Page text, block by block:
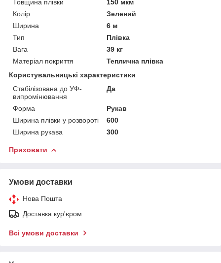
Товщина плівки
150 мкм
Колір
Зелений
Ширина
6 м
Тип
Плівка
Вага
39 кг
Матеріал покриття
Теплична плівка
Користувальницькі характеристики
Стабілізована до УФ-
випромінювання
Да
Форма
Рукав
Ширина плівки у розвороті
600
Ширина рукава
300
Приховати
Умови доставки
Нова Пошта
Доставка кур'єром
Всі умови доставки